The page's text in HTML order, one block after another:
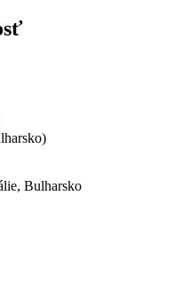
Bulharsko